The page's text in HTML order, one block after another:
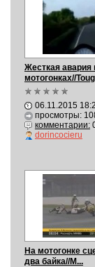
Жесткая авария
мотогонках//
06.11.2015
просмотры:
комментарии:
dorincocieru
На мотогонке
два байка//M...